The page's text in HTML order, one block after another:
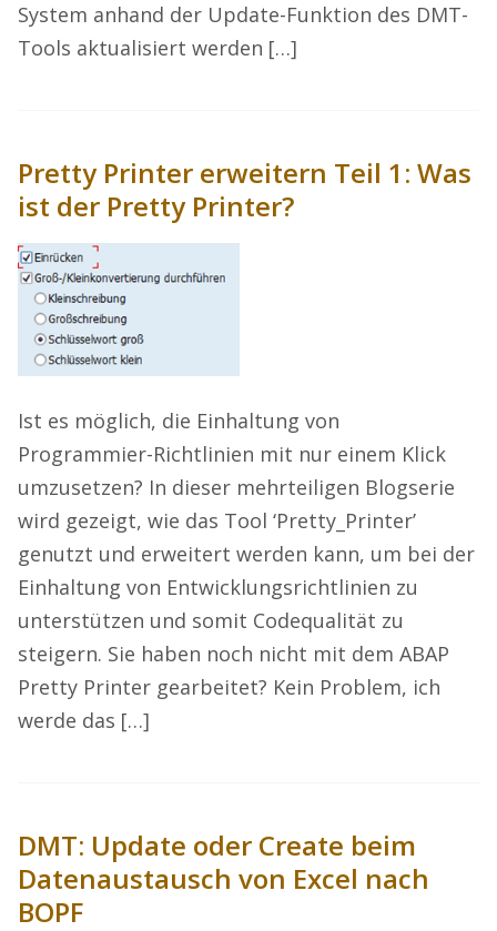
System anhand der Update-Funktion des DMT-
Tools aktualisiert werden […]
Pretty Printer erweitern Teil 1: Was
ist der Pretty Printer?
Ist es möglich, die Einhaltung von
Programmier-Richtlinien mit nur einem Klick
umzusetzen? In dieser mehrteiligen Blogserie
wird gezeigt, wie das Tool ‘Pretty_Printer’
genutzt und erweitert werden kann, um bei der
Einhaltung von Entwicklungsrichtlinien zu
unterstützen und somit Codequalität zu
steigern. Sie haben noch nicht mit dem ABAP
Pretty Printer gearbeitet? Kein Problem, ich
werde das […]
DMT: Update oder Create beim
Datenaustausch von Excel nach
BOPF